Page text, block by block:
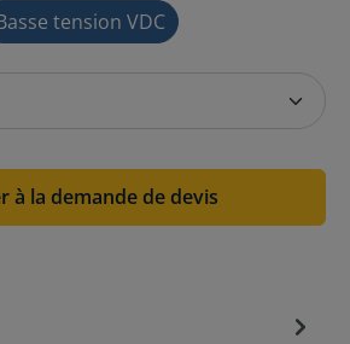
tension VDC
à la demande de devis